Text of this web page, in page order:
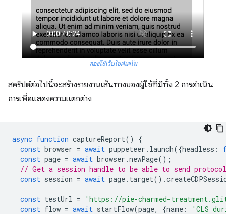
ลองใช้เว็บไซต์เดโม
สคริปต์ต่อไปนี้จะสร้างรายงานเส้นทางของผู้ใช้ที่มีทั้ง 2 การดำเนิน
การเพื่อแสดงความแตกต่าง
async function captureReport()
{
const browser = await puppeteer . launch({headless :
const page = await browser .newPage();
// Get a session handle to be able to send protocol
const session = await page. target().
const testUrl =
'https://pie-charmed-
const flow = await startFlow(page, {name : 'CLS